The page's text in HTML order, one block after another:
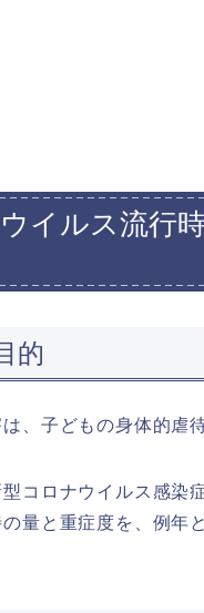
イルス流行
的
、子どもの身体的虐
コロナウイルス感染
量と重症度を、例年